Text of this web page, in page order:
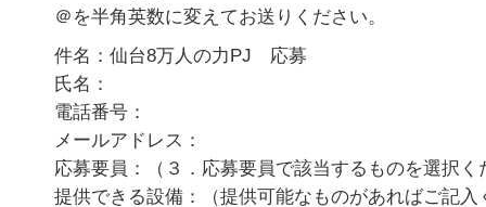
＠を半角英数に変えてお送りください。
件名：仙台8万人の力PJ 応募
氏名：
電話番号：
メールアドレス：
応募要員：（３．応募要員で該当するものを選択く
提供できる設備：（提供可能なものがあればご記入